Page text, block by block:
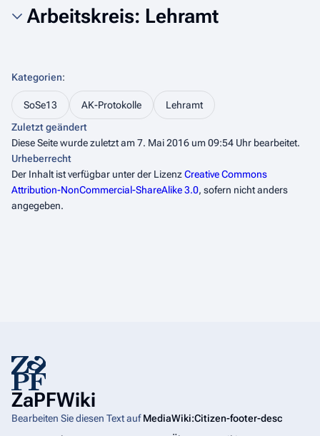
Arbeitskreis: Lehramt
Kategorien:
SoSe13 AK-Protokolle
Lehramt
Zuletzt geändert
Diese Seite wurde zuletzt am 7. Mai 2016 um 09:54 Uhr bearbeitet.
Urheberrecht
Der Inhalt ist verfügbar unter der LizenzCreative Commons
Attribution-NonCommercial-ShareAlike 3.0, sofern nicht anders
angegeben.
ZaPFWiki
Bearbeiten Sie diesen Text aufMediaWiki:Citizen-footer-desc